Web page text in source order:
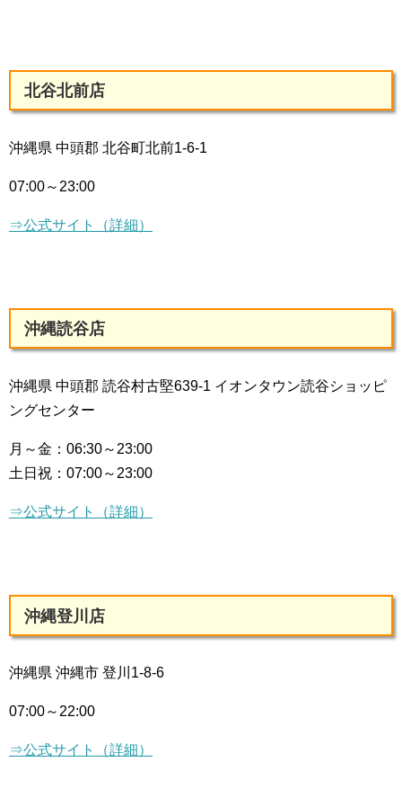
北谷北前店
沖縄県 中頭郡 北谷町北前1-6-1
07:00～23:00
⇒公式サイト（詳細）
沖縄読谷店
沖縄県 中頭郡 読谷村古堅639-1 イオンタウン読谷ショッピ
ングセンター
月～金： 06:30～23:00
土日祝： 07:00～23:00
⇒公式サイト（詳細）
沖縄登川店
沖縄県 沖縄市 登川1-8-6
07:00～22:00
⇒公式サイト（詳細）